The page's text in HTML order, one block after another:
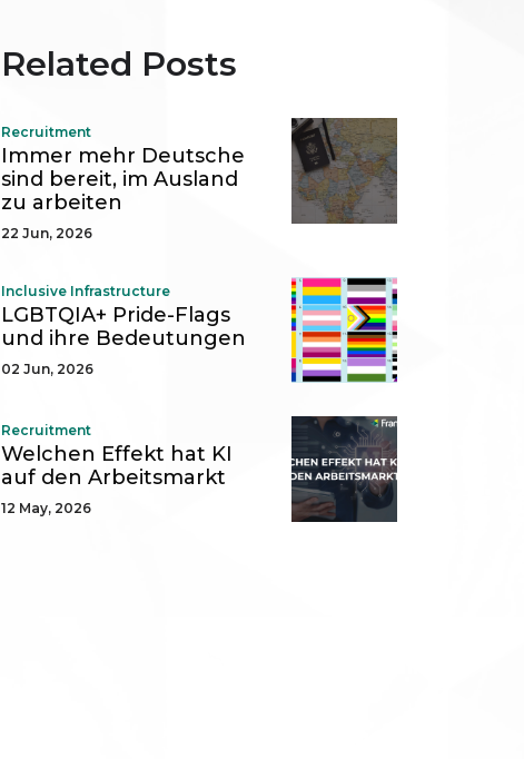
Related Posts
Recruitment
Immer mehr Deutsche
sind bereit, im Ausland
zu arbeiten
22 Jun, 2026
Inclusive Infrastructure
LGBTQIA+ Pride-Flags
und ihre Bedeutungen
02 Jun, 2026
Recruitment
Welchen Effekt hat KI
auf den Arbeitsmarkt
12 May, 2026